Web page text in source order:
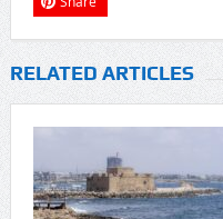
RELATED ARTICLES